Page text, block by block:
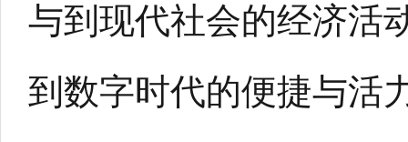
与到现代社会的经济活
到数字时代的便捷与活